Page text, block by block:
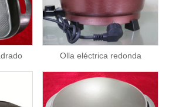
Olla eléctrica redonda